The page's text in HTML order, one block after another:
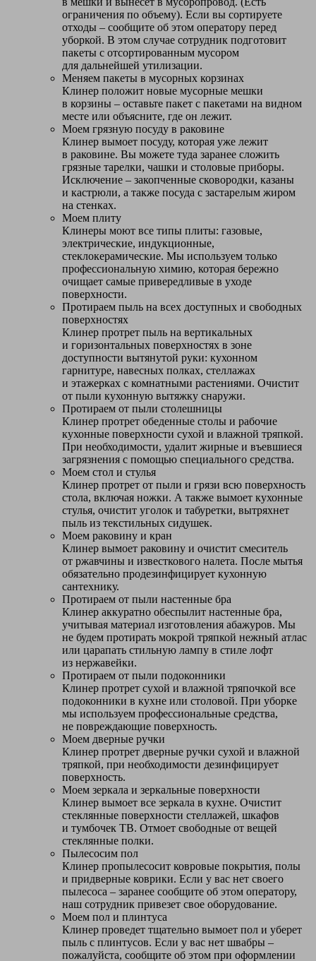
ограничения по объему). Если вы сортируете
отходы – сообщите об этом оператору перед
уборкой. В этом случае сотрудник подготовит
пакеты с отсортированным мусором
для дальнейшей утилизации.
Меняем пакеты в мусорных корзинах
Клинер положит новые мусорные мешки
в корзины – оставьте пакет с пакетами на видном
месте или объясните, где он лежит.
Моем грязную посуду в раковине
Клинер вымоет посуду, которая уже лежит
в раковине. Вы можете туда заранее сложить
грязные тарелки, чашки и столовые приборы.
Исключение – закопченные сковородки, казаны
и кастрюли, а также посуда с застарелым жиром
на стенках.
Моем плиту
Клинеры моют все типы плиты: газовые,
электрические, индукционные,
стеклокерамические. Мы используем только
профессиональную химию, которая бережно
очищает самые привередливые в уходе
поверхности.
Протираем пыль на всех доступных и свободных
поверхностях
Клинер протрет пыль на вертикальных
и горизонтальных поверхностях в зоне
доступности вытянутой руки: кухонном
гарнитуре, навесных полках, стеллажах
и этажерках с комнатными растениями. Очистит
от пыли кухонную вытяжку снаружи.
Протираем от пыли столешницы
Клинер протрет обеденные столы и рабочие
кухонные поверхности сухой и влажной тряпкой.
При необходимости, удалит жирные и въевшиеся
загрязнения с помощью специального средства.
Моем стол и стулья
Клинер протрет от пыли и грязи всю поверхность
стола, включая ножки. А также вымоет кухонные
стулья, очистит уголок и табуретки, вытряхнет
пыль из текстильных сидушек.
Моем раковину и кран
Клинер вымоет раковину и очистит смеситель
от ржавчины и известкового налета. После мытья
обязательно продезинфицирует кухонную
сантехнику.
Протираем от пыли настенные бра
Клинер аккуратно обеспылит настенные бра,
учитывая материал изготовления абажуров. Мы
не будем протирать мокрой тряпкой нежный атлас
или царапать стильную лампу в стиле лофт
из нержавейки.
Протираем от пыли подоконники
Клинер протрет сухой и влажной тряпочкой все
подоконники в кухне или столовой. При уборке
мы используем профессиональные средства,
не повреждающие поверхность.
Моем дверные ручки
Клинер протрет дверные ручки сухой и влажной
тряпкой, при необходимости дезинфицирует
поверхность.
Моем зеркала и зеркальные поверхности
Клинер вымоет все зеркала в кухне. Очистит
стеклянные поверхности стеллажей, шкафов
и тумбочек ТВ. Отмоет свободные от вещей
стеклянные полки.
Пылесосим пол
Клинер пропылесосит ковровые покрытия, полы
и придверные коврики. Если у вас нет своего
пылесоса – заранее сообщите об этом оператору,
наш сотрудник привезет свое оборудование.
Моем пол и плинтуса
Клинер проведет тщательно вымоет пол и уберет
пыль с плинтусов. Если у вас нет швабры –
пожалуйста, сообщите об этом при оформлении